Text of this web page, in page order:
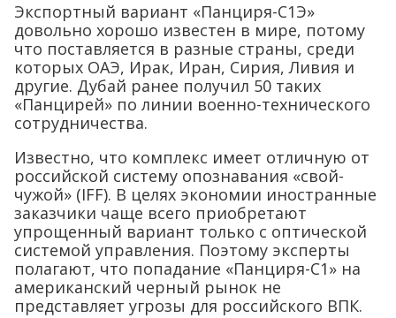
Экспортный вариант «Панциря-С1Э»
довольно хорошо известен в мире, потому
что поставляется в разные страны, среди
которых ОАЭ, Ирак, Иран, Сирия, Ливия и
другие. Дубай ранее получил 50 таких
«Панцирей» по линии военно-технического
сотрудничества.
Известно, что комплекс имеет отличную от
российской систему опознавания «свой-
чужой» (IFF). В целях экономии иностранные
заказчики чаще всего приобретают
упрощенный вариант только с оптической
системой управления. Поэтому эксперты
полагают, что попадание «Панциря-С1» на
американский черный рынок не
представляет угрозы для российского ВПК.